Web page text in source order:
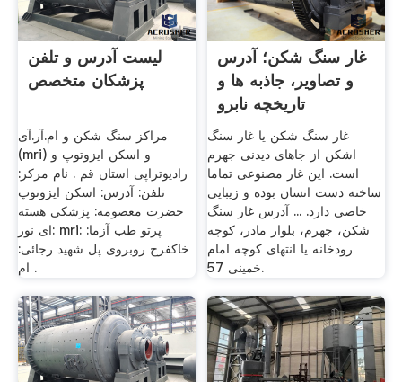
لیست آدرس و تلفن
پزشکان متخصص
مراکز سنگ شکن و ام‌.آر.آی
(mri) و اسکن ایزوتوپ و
رادیوتراپی استان قم . نام مرکز:
تلفن: آدرس: اسکن ایزوتوپ
حضرت معصومه: پزشکی هسته
ای نور: mriپرتو طب آزما: :
خاکفرج روبروی پل شهید رجائی:
ام .
غار سنگ شکن؛ آدرس
و تصاویر، جاذبه ها و
تاریخچه نابرو
غار سنگ شکن یا غار سنگ
اشکن از جاهای دیدنی جهرم
است. این غار مصنوعی تماما
ساخته دست انسان بوده و زیبایی
خاصی دارد. ... آدرس غار سنگ
شکن، جهرم، بلوار مادر، کوچه
رودخانه یا انتهای کوچه امام
خمینی 57.